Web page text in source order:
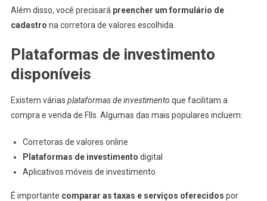
Além disso, você precisará preencher um formulário de
cadastro na corretora de valores escolhida.
Plataformas de investimento
disponíveis
Existem várias plataformas de investimento que facilitam a
compra e venda de FIIs. Algumas das mais populares incluem:
Corretoras de valores online
Plataformas de investimento digital
Aplicativos móveis de investimento
É importante comparar as taxas e serviços oferecidos por